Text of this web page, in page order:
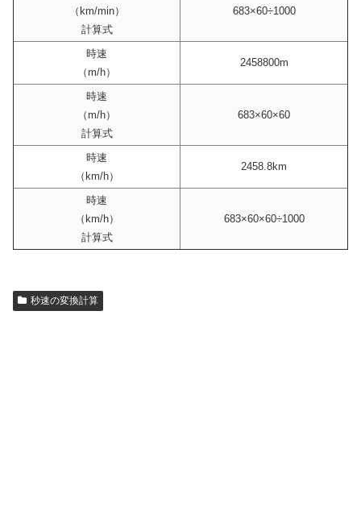
（km/min）
計算式
683×60÷1000
時速
（m/h）
2458800m
時速
（m/h）
計算式
683×60×60
時速
（km/h）
2458.8km
時速
（km/h）
計算式
683×60×60÷1000
秒速の変換計算